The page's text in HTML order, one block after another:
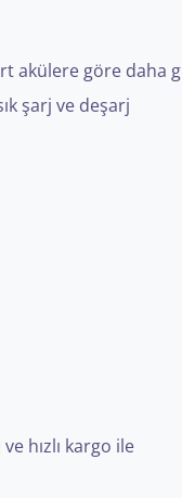
akülere göre daha
şarj ve deşarj
hızlı kargo ile